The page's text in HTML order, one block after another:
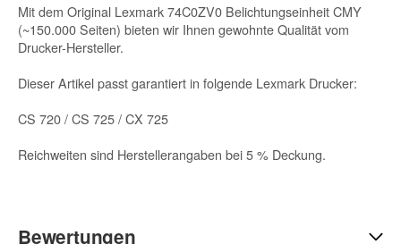
Mit dem Original Lexmark 74C0ZV0 Belichtungseinheit CMY
(~150.000 Seiten) bieten wir Ihnen gewohnte Qualität vom
Drucker-Hersteller.
Dieser Artikel passt garantiert in folgende Lexmark Drucker:
CS 720 / CS 725 / CX 725
Reichweiten sind Herstellerangaben bei 5 % Deckung.
Bewertungen